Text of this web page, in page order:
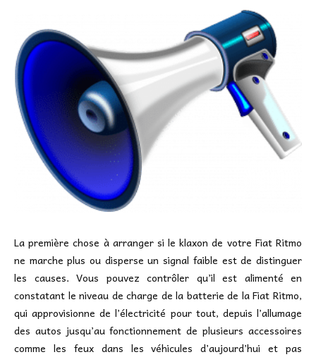
La première chose à arranger si le klaxon de votre Fiat Ritmo
ne marche plus ou disperse un signal faible est de distinguer
les causes. Vous pouvez contrôler qu’il est alimenté en
constatant le niveau de charge de la batterie de la Fiat Ritmo,
qui approvisionne de l’électricité pour tout, depuis l’allumage
des autos jusqu’au fonctionnement de plusieurs accessoires
comme les feux dans les véhicules d’aujourd’hui et pas